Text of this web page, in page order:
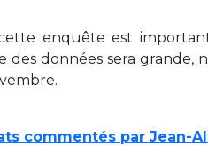
enquête est
des données sera
commentés par Jean-